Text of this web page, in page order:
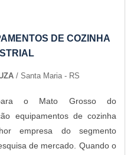
DE COZINHA
/ Santa Maria - RS
para o Mato Grosso do
equipamentos de cozinha
empresa do segmento
de mercado. Quando o